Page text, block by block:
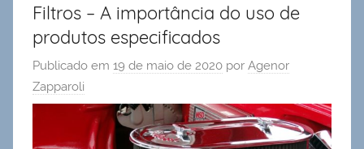
Filtros – A importância do uso de
produtos especificados
Publicado em 19 de maio de 2020 por Agenor
Zapparoli